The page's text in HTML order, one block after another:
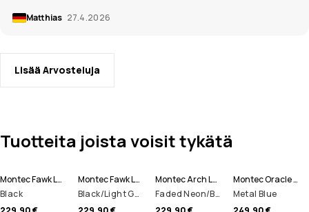
Matthias 27.4.2026
Lisää Arvosteluja
Tuotteita joista voisit tykätä
Montec Fawk Lumilautailuhousut Miehet
Black
Montec Fawk Lumilautailuhousut Miehet
Black/Light Grey
Montec Arch Lumilautailutakki Miehet
Faded Neon/Black
Montec Oracle Laskettelutakki Miehet
Metal Blue